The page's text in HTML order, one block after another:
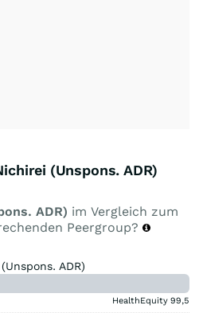
(Unspons. ADR)
ADR) im Vergleich zum
Peergroup?
ADR)
HealthEquity 99,5